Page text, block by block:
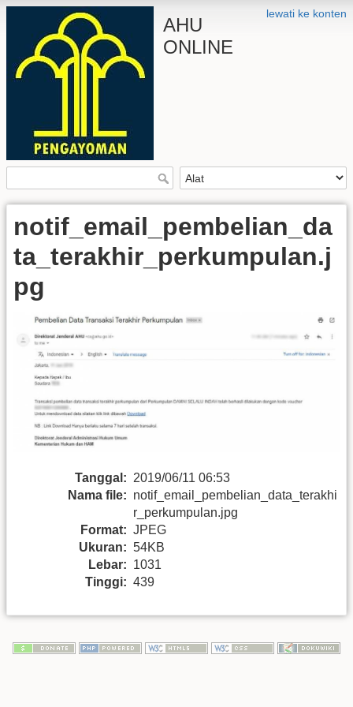
lewati ke konten
AHU
ONLINE
notif_email_pembelian_da
ta_terakhir_perkumpulan.j
pg
Tanggal: 2019/06/11 06:53
Nama file: notif_email_pembelian_data_terakhi
r_perkumpulan.jpg
Format: JPEG
Ukuran: 54KB
Lebar: 1031
Tinggi: 439